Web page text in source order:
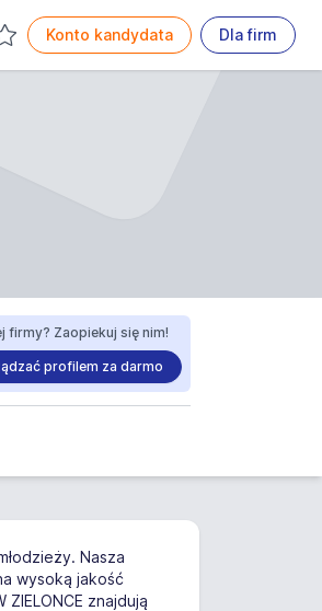
Konto kandydata Dla firm
firmy? Zaopiekuj się nim!
profilem za darmo
Nasza
wysoką jakość
znajdują